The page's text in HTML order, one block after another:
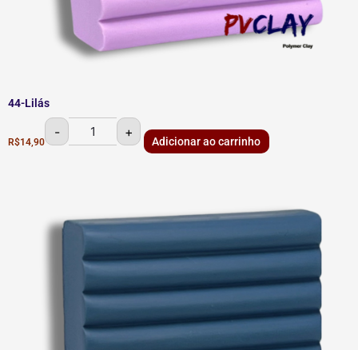
44-Lilás
R$14,90
- +
Adicionar ao carrinho